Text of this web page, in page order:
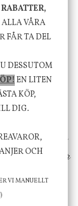
och
hem! Med
som
lilla extra för
RABATTER,
ALLA VÅRA
FÅR TA DEL
DESSUTOM
EN LITEN
KÖP,
DIG.
OCH
VI MANUELLT